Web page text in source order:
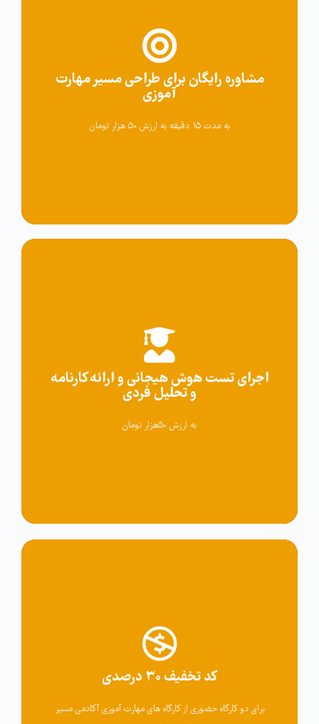
مشاوره رایگان برای طراحی مسیر مهارت
آموزی
به مدت ۱۵ دقیقه به ارزش ۵۰ هزار تومان
کد تخفیف
M_Consulting6
اجرای تست هوش هیجانی و ارائه کارنامه
و تحلیل فردی
به ارزش ۵۰هزار تومان
کد تخفیف
Masirtalabe_Test6
کد تخفیف ۳۰ درصدی
برای دو کارگاه حضوری از کارگاه های مهارت آموزی آکادمی مسیر
کد تخفیف